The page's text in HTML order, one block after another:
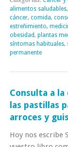
alimentos saludables,
cáncer, comida,
estreñimiento,
obesidad, plantas
síntomas habituales,
permanente
Consulta a la
las pastillas
arroces y
Hoy nos escribe